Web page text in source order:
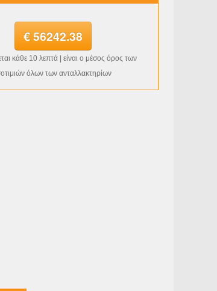
€ 56242.38
κάθε 10 λεπτά | είναι ο μέσος όρος των
όλων των ανταλλακτηρίων